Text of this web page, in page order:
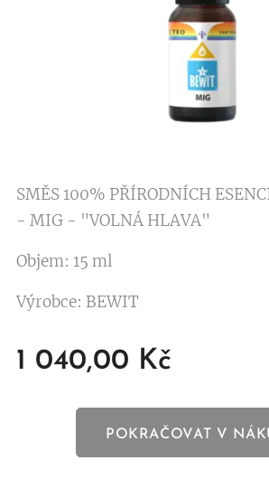
SMĚS 100% PŘÍRODNÍCH
- MIG - "VOLNÁ HLAVA"
Objem: 15 ml
Výrobce: BEWIT
1 040,00 Kč
POKRAČOVAT V